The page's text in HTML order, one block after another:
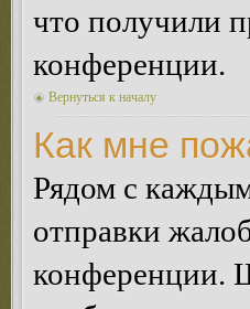
что получили
конференции.
Вернуться к началу
Как мне
Рядом с
отправки
конференции.